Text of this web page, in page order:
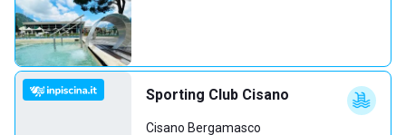
Sporting Club Cisano
Cisano Bergamasco